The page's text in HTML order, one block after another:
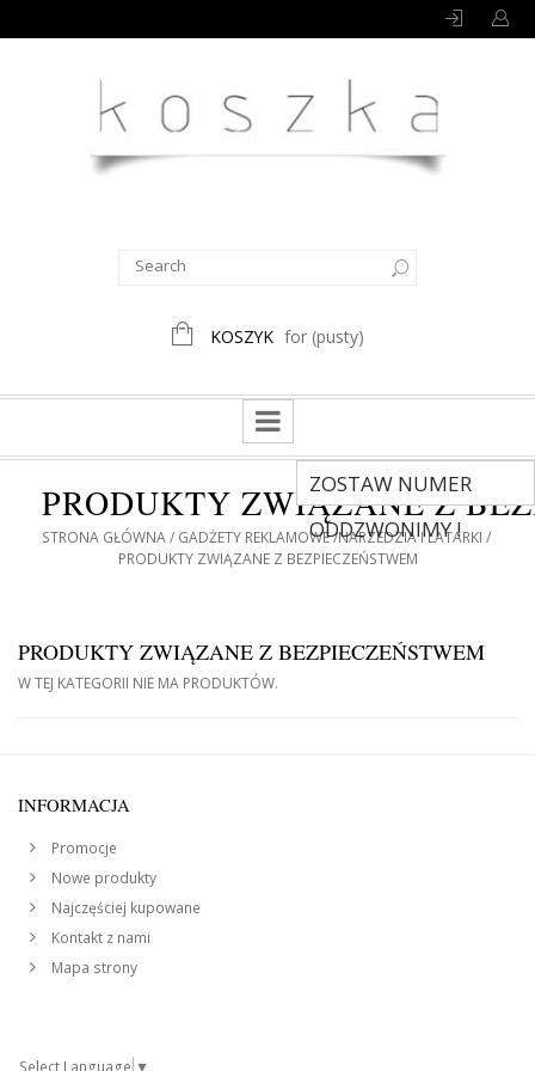
KOSZYK for (pusty)
ZOSTAW NUMER
ODDZWONIMY !
PRODUKTY ZWIĄZANE Z
STRONA GŁÓWNA GADŻETY REKLAMOWE NARZEDZIA I LATARKI
PRODUKTY ZWIĄZANE Z BEZPIECZEŃSTWEM
PRODUKTY ZWIĄZANE Z BEZPIECZEŃSTWEM
W TEJ KATEGORII NIE MA PRODUKTÓW.
INFORMACJA
Promocje
Nowe produkty
Najczęściej kupowane
Kontakt z nami
Mapa strony
Select Language ▼